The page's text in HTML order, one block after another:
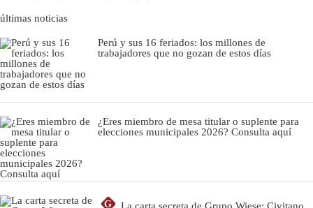
últimas noticias
Perú y sus 16 feriados: los millones de
trabajadores que no gozan de estos días
¿Eres miembro de mesa titular o suplente para
elecciones municipales 2026? Consulta aquí
G